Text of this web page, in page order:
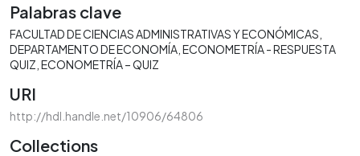
Palabras clave
FACULTAD DE CIENCIAS ADMINISTRATIVAS Y ECONÓMICAS
DEPARTAMENTO DE ECONOMÍA ECONOMETRÍA - RESPUESTA
QUIZ ECONOMETRÍA – QUIZ
URI
http://hdl.handle.net/10906/64806
Collections